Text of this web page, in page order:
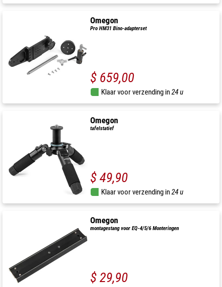
Omegon
Pro HM31 Bino-adapterset
$ 659,00
Klaar voor verzending in24 u
Omegon
tafelstatief
$ 49,90
Klaar voor verzending in24 u
Omegon
montagestang voor EQ-4/5/6 Monteringen
$ 29,90